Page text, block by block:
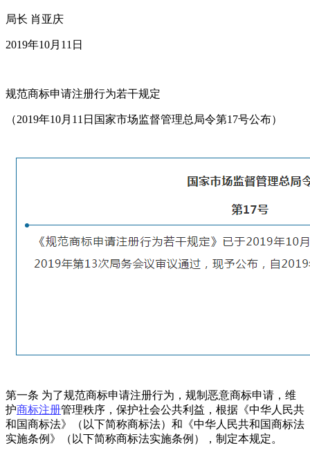
局长 肖亚庆
2019年10月11日
规范商标申请注册行为若干规定
（2019年10月11日国家市场监督管理总局令第17号公布）
第一条 为了规范商标申请注册行为，规制恶意商标申请，维
护商标注册管理秩序，保护社会公共利益，根据《中华人民共
和国商标法》（以下简称商标法）和《中华人民共和国商标法
实施条例》（以下简称商标法实施条例），制定本规定。